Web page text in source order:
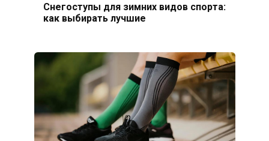
Снегоступы для зимних видов спорта:
как выбирать лучшие